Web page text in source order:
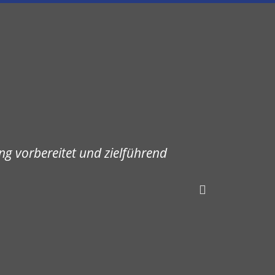
vorbereitet und zielführend